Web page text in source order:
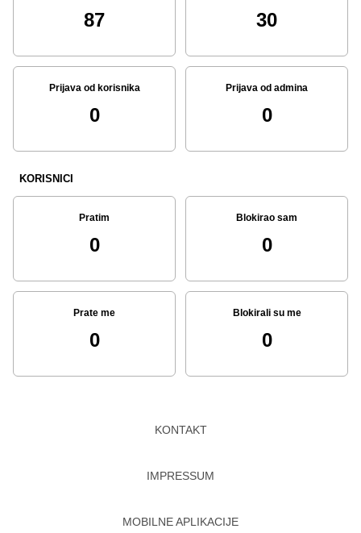
87 30
Prijava od korisnika
0
Prijava od admina
0
KORISNICI
Pratim
0
Blokirao sam
0
Prate me
0
Blokirali su me
0
KONTAKT
IMPRESSUM
MOBILNE APLIKACIJE